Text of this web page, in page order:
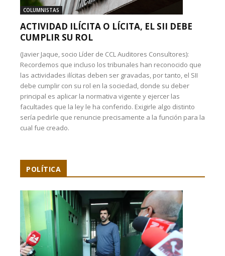
COLUMNISTAS
ACTIVIDAD ILÍCITA O LÍCITA, EL SII DEBE
CUMPLIR SU ROL
(Javier Jaque, socio Líder de CCL Auditores Consultores):
Recordemos que incluso los tribunales han reconocido que
las actividades ilícitas deben ser gravadas, por tanto, el SII
debe cumplir con su rol en la sociedad, donde su deber
principal es aplicar la normativa vigente y ejercer las
facultades que la ley le ha conferido. Exigirle algo distinto
sería pedirle que renuncie precisamente a la función para la
cual fue creado.
POLÍTICA